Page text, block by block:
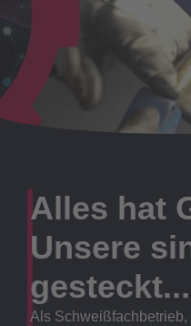
Alles hat
Unsere
gesteckt...
Als Schweißfachbetrieb,